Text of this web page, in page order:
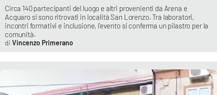
Circa 140 partecipanti del luogo e altri provenienti da Arena e
Acquaro si sono ritrovati in località San Lorenzo. Tra laboratori,
incontri formativi e inclusione, l'evento si conferma un pilastro per la
comunità.
Vincenzo Primerano